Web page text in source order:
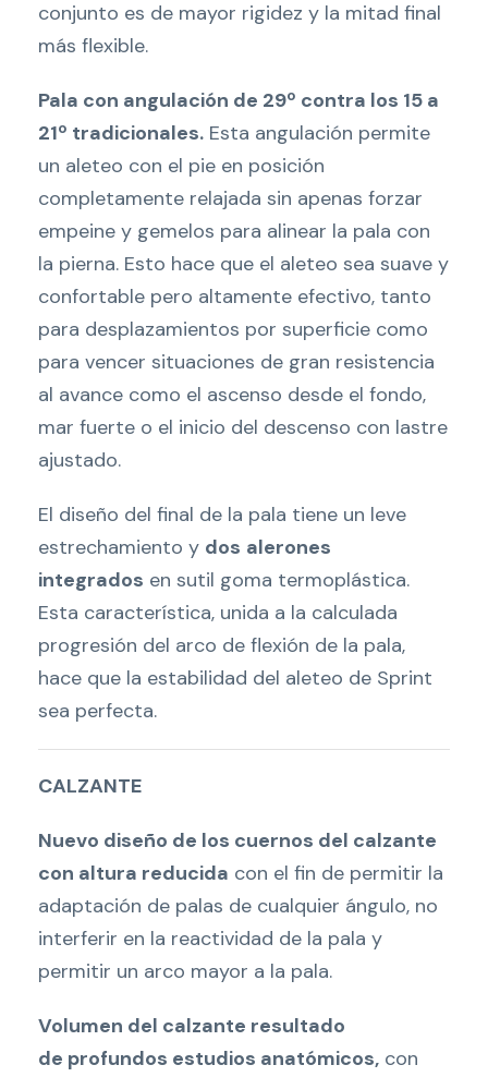
conjunto es de mayor rigidez y la mitad final
más flexible.
Pala con angulación de 29º contra los 15 a
21º tradicionales. Esta angulación permite
un aleteo con el pie en posición
completamente relajada sin apenas forzar
empeine y gemelos para alinear la pala con
la pierna. Esto hace que el aleteo sea suave y
confortable pero altamente efectivo, tanto
para desplazamientos por superficie como
para vencer situaciones de gran resistencia
al avance como el ascenso desde el fondo,
mar fuerte o el inicio del descenso con lastre
ajustado.
El diseño del final de la pala tiene un leve
estrechamiento y dos alerones
integrados en sutil goma termoplástica.
Esta característica, unida a la calculada
progresión del arco de flexión de la pala,
hace que la estabilidad del aleteo de Sprint
sea perfecta.
CALZANTE
Nuevo diseño de los cuernos del calzante
con altura reducida con el fin de permitir la
adaptación de palas de cualquier ángulo, no
interferir en la reactividad de la pala y
permitir un arco mayor a la pala.
Volumen del calzante resultado
de profundos estudios anatómicos, con